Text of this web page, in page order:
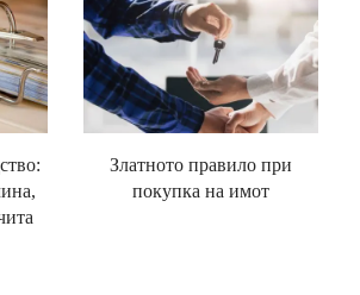
Златното правило при
покупка на имот